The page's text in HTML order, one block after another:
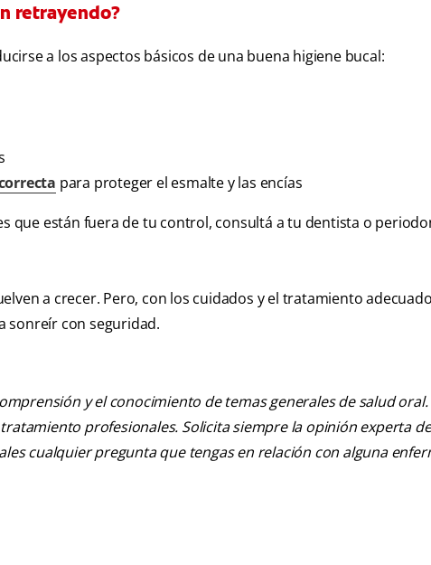
retrayendo?
a los aspectos básicos de una buena higiene bucal:
para proteger el esmalte y las encías
que están fuera de tu control, consultá a tu dentista o
a crecer. Pero, con los cuidados y el tratamiento
sonreír con seguridad.
y el conocimiento de temas generales de salud
profesionales. Solicita siempre la opinión experta
cualquier pregunta que tengas en relación con alguna